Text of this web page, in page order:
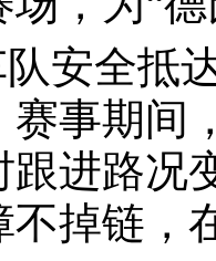
安全抵
赛事期间
跟进路况
不掉链，